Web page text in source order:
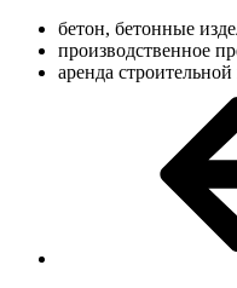
бетон, бетонные
производственное
аренда